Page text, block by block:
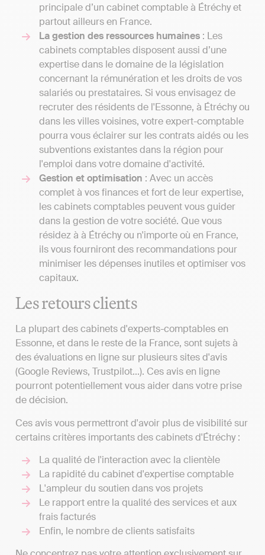
principale d’un cabinet comptable à Étréchy et
partout ailleurs en France.
La gestion des ressources humaines : Les
cabinets comptables disposent aussi d’une
expertise dans le domaine de la législation
concernant la rémunération et les droits de vos
salariés ou prestataires. Si vous envisagez de
recruter des résidents de l'Essonne, à Étréchy ou
dans les villes voisines, votre expert-comptable
pourra vous éclairer sur les contrats aidés ou les
subventions existantes dans la région pour
l'emploi dans votre domaine d'activité.
Gestion et optimisation : Avec un accès
complet à vos finances et fort de leur expertise,
les cabinets comptables peuvent vous guider
dans la gestion de votre société. Que vous
résidez à à Étréchy ou n'importe où en France,
ils vous fourniront des recommandations pour
minimiser les dépenses inutiles et optimiser vos
capitaux.
Les retours clients
La plupart des cabinets d'experts-comptables en
Essonne, et dans le reste de la France, sont sujets à
des évaluations en ligne sur plusieurs sites d'avis
(Google Reviews, Trustpilot...). Ces avis en ligne
pourront potentiellement vous aider dans votre prise
de décision.
Ces avis vous permettront d'avoir plus de visibilité sur
certains critères importants des cabinets d'Étréchy :
La qualité de l'interaction avec la clientèle
La rapidité du cabinet d'expertise comptable
L'ampleur du soutien dans vos projets
Le rapport entre la qualité des services et aux
frais facturés
Enfin, le nombre de clients satisfaits